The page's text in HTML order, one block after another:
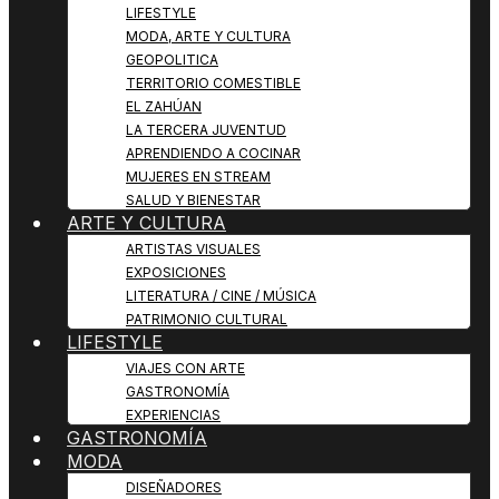
LIFESTYLE
MODA, ARTE Y CULTURA
GEOPOLITICA
TERRITORIO COMESTIBLE
EL ZAHÚAN
LA TERCERA JUVENTUD
APRENDIENDO A COCINAR
MUJERES EN STREAM
SALUD Y BIENESTAR
ARTE Y CULTURA
ARTISTAS VISUALES
EXPOSICIONES
LITERATURA / CINE / MÚSICA
PATRIMONIO CULTURAL
LIFESTYLE
VIAJES CON ARTE
GASTRONOMÍA
EXPERIENCIAS
GASTRONOMÍA
MODA
DISEÑADORES